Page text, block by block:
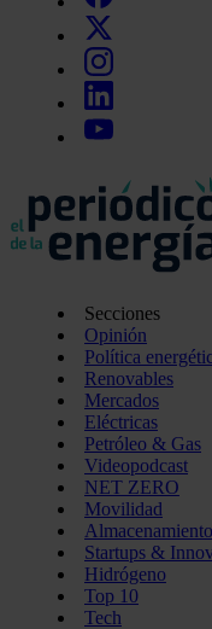
Secciones
Opinión
Política
Renovables
Mercados
Eléctricas
Petróleo & Gas
Videopodcast
NET ZERO
Movilidad
Almacenamiento
Startups &
Hidrógeno
Top 10
Tech